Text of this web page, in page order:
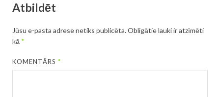
Atbildēt
Jūsu e-pasta adrese netiks publicēta.Obligātie lauki ir atzīmēti
kā *
KOMENTĀRS*